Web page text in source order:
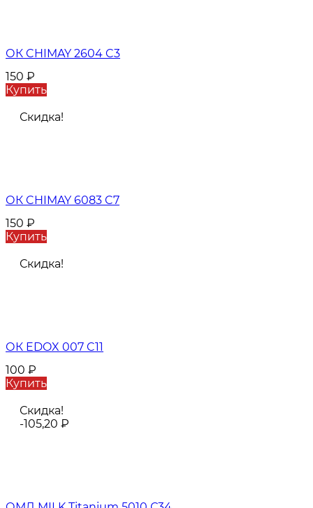
ОК CHIMAY 2604 C3
150 ₽
Купить
Скидка!
ОК CHIMAY 6083 C7
150 ₽
Купить
Скидка!
ОК EDOX 007 C11
100 ₽
Купить
Скидка!
-105,20 ₽